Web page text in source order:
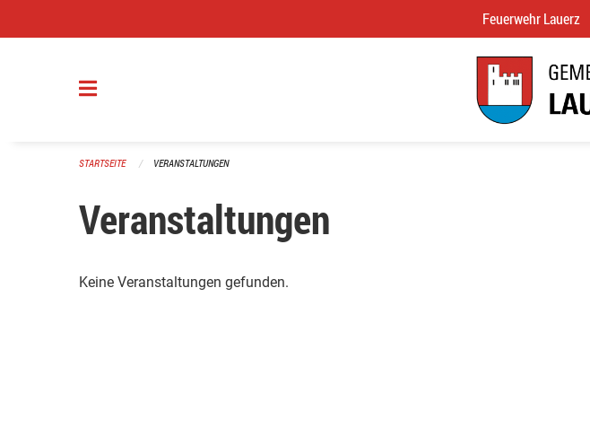
Feuerwehr Lauerz
STARTSEITE VERANSTALTUNGEN
Veranstaltungen
Keine Veranstaltungen gefunden.